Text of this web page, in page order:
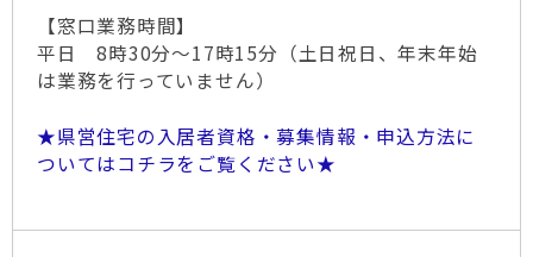
【窓口業務時間】
平日 8時30分～17時15分（土日祝日、年末年始
は業務を行っていません）
★県営住宅の入居者資格・募集情報・申込方法に
ついてはコチラをご覧ください★